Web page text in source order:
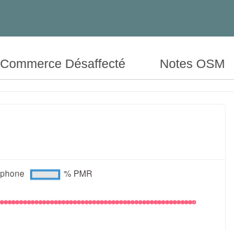
Commerce Désaffecté Notes OSM